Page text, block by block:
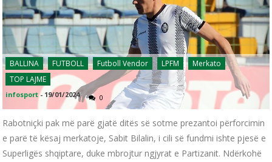
BALLINA FUTBOLL Futboll Vendor LPFM
Merkato
TOP LAJME
infosport - 19/01/2024 0
Rabotniçki pak më parë gjatë ditës së sotme prezantoi përforcimin
e parë të kësaj merkatoje, Sabit Bilalin, i cili së fundmi ishte pjesë e
Superligës shqiptare, duke mbrojtur ngjyrat e Partizanit. Ndërkohë